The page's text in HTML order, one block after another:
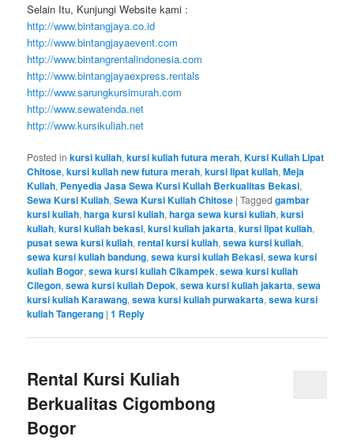
Selain Itu, Kunjungi Website kami :
http://www.bintangjaya.co.id
http://www.bintangjayaevent.com
http://www.bintangrentalindonesia.com
http://www.bintangjayaexpress.rentals
http://www.sarungkursimurah.com
http://www.sewatenda.net
http://www.kursikuliah.net
Posted in kursi kuliah,kursi kuliah futura merah,Kursi Kuliah Lipat
Chitose,kursi kuliah new futura merah,kursi lipat kuliah,Meja
Kuliah, Penyedia Jasa Sewa Kursi Kuliah Berkualitas Bekasi,
Sewa Kursi Kuliah,Sewa Kursi Kuliah Chitose |Tagged gambar
kursi kuliah,harga kursi kuliah,harga sewa kursi kuliah,kursi
kuliah,kursi kuliah bekasi,kursi kuliah jakarta,kursi lipat kuliah,
pusat sewa kursi kuliah,rental kursi kuliah,sewa kursi kuliah,
sewa kursi kuliah bandung,sewa kursi kuliah Bekasi,sewa kursi
kuliah Bogor,sewa kursi kuliah Cikampek,sewa kursi kuliah
Cilegon,sewa kursi kuliah Depok,sewa kursi kuliah jakarta,sewa
kursi kuliah Karawang,sewa kursi kuliah purwakarta,sewa kursi
kuliah Tangerang |1 Reply
Rental Kursi Kuliah
Berkualitas Cigombong
Bogor